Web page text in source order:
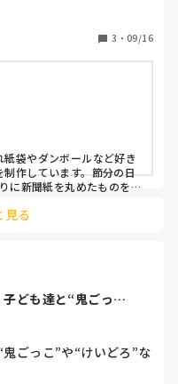
どのような節分を行いま
3 ・ 09/16
袋やダンボールなど好き
作しています。節分の日
に新聞紙を丸めたものを
ないようにやってと言わ
見る
ども達と“鬼ごっ
ごっこ”や“けいどろ”な
遊びをよくしています。